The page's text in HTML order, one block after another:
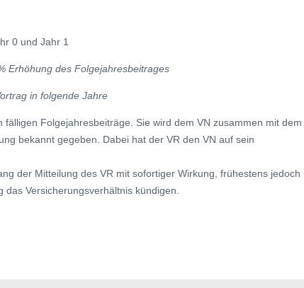
0 und Jahr 1
Erhöhung des Folgejahresbeitrages
in folgende Jahre
Folgejahresbeiträge. Sie wird dem VN zusammen mit dem
bekannt gegeben. Dabei hat der VR den VN auf sein
der Mitteilung des VR mit sofortiger Wirkung, frühestens jedoch
Versicherungsverhältnis kündigen.